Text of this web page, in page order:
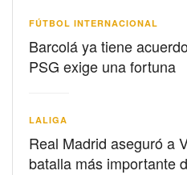
FÚTBOL INTERNACIONAL
Barcolá ya tiene
PSG exige una fortuna
LALIGA
Real Madrid aseguró a
batalla más importante